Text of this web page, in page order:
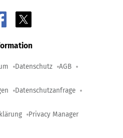
Datenschutz AGB
Datenschutzanfrage
Privacy Manager